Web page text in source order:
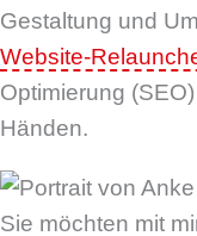
Gestaltung und
Website-
Optimierung
Händen.
Sie möchten mit